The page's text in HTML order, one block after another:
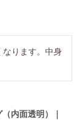
なります。中身
内面透明）｜